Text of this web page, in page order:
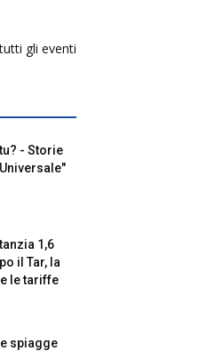
gli eventi
- Storie
1,6
il Tar, la
le tariffe
spiagge